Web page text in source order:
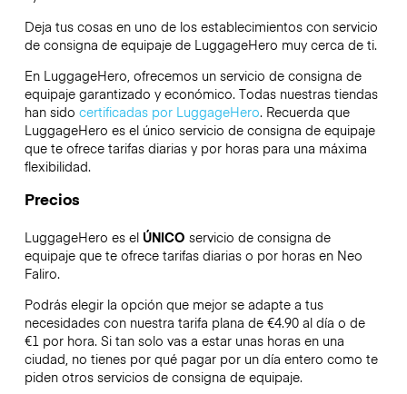
Deja tus cosas en uno de los establecimientos con servicio
de consigna de equipaje de LuggageHero muy cerca de ti.
En LuggageHero, ofrecemos un servicio de consigna de
equipaje garantizado y económico. Todas nuestras tiendas
han sido certificadas por LuggageHero. Recuerda que
LuggageHero es el único servicio de consigna de equipaje
que te ofrece tarifas diarias y por horas para una máxima
flexibilidad.
Precios
LuggageHero es el ÚNICO servicio de consigna de
equipaje que te ofrece tarifas diarias o por horas en Neo
Faliro.
Podrás elegir la opción que mejor se adapte a tus
necesidades con nuestra tarifa plana de €4.90 al día o de
€1 por hora. Si tan solo vas a estar unas horas en una
ciudad, no tienes por qué pagar por un día entero como te
piden otros servicios de consigna de equipaje.